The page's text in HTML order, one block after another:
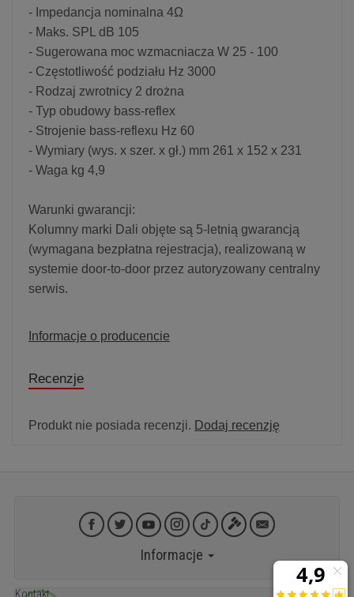
- Impedancja nominalna 4Ω
- Maks. SPL dB 105
- Sugerowana moc wzmacniacza W 25 - 100
- Częstotliwość podziału Hz 3000
- Rodzaj zwrotnicy 2 drożna
- Typ obudowy bass-reflex
- Strojenie bass-reflexu Hz 60
- Wymiary (wys. x szer. x gł.) mm 261 x 152 x 231
- Waga kg 4,9
Warunki gwarancji:
Kolumny marki Dali objęte są 5-letnią gwarancją
(wymagana bezpłatna rejestracja), realizowaną w
systemie door-to-door przez autoryzowany centralny
serwis.
Informacje o producencie
Recenzje
Produkt nie posiada recenzji. Dodaj recenzję
Informacje
Kontakt